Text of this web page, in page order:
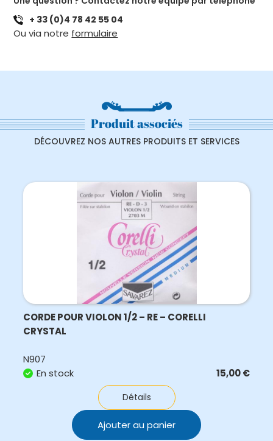
VIOLON
4/4
-
+ 33 (0)4 78 42 55 04
Ou via notre formulaire
Produit associés
DÉCOUVREZ NOS AUTRES PRODUITS ET SERVICES
CORDE POUR VIOLON 1/2 – RE – CORELLI
CRYSTAL
N907
En stock
15,00€
Détails
Ajouter au panier